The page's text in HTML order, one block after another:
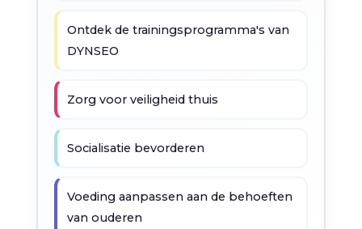
Ontdek de trainingsprogramma's van
DYNSEO
Zorg voor veiligheid thuis
Socialisatie bevorderen
Voeding aanpassen aan de behoeften
van ouderen